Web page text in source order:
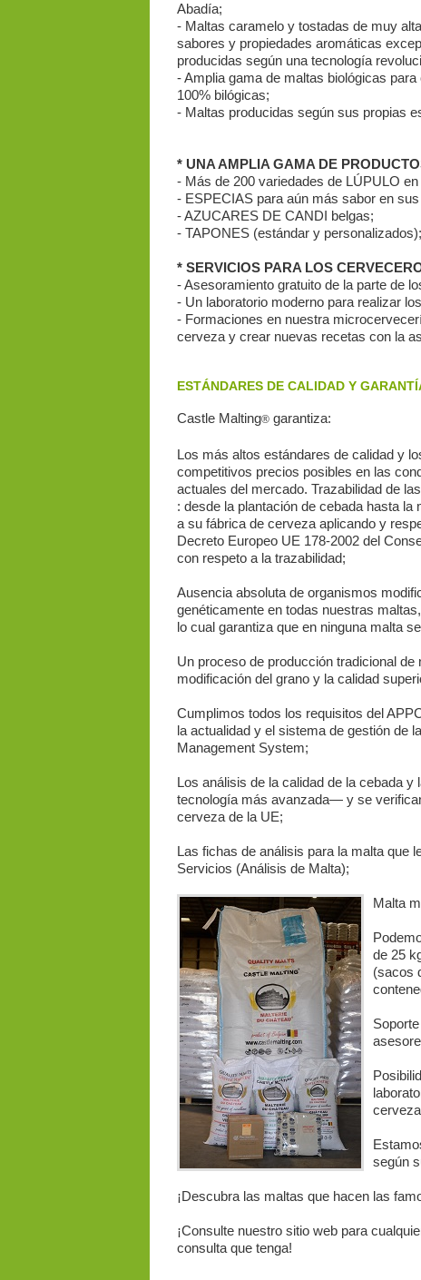
Abadía;
- Maltas caramelo y tostadas de muy
sabores y propiedades aromáticas
producidas según una tecnología
- Amplia gama de maltas biológicas
100% bilógicas;
- Maltas producidas según sus propias
* UNA AMPLIA GAMA DE
- Más de 200 variedades de LÚPULO
- ESPECIAS para aún más sabor en
- AZUCARES DE CANDI belgas;
- TAPONES (estándar y personalizados);
* SERVICIOS PARA LOS
- Asesoramiento gratuito de la parte de
- Un laboratorio moderno para realizar
- Formaciones en nuestra
cerveza y crear nuevas recetas con la
ESTÁNDARES DE CALIDAD Y
Castle Malting®garantiza:
Los más altos estándares de calidad y
competitivos precios posibles en las
actuales del mercado. Trazabilidad de
: desde la plantación de cebada hasta la
a su fábrica de cerveza aplicando y
Decreto Europeo UE 178-2002 del
con respeto a la trazabilidad;
Ausencia absoluta de organismos
genéticamente en todas nuestras
lo cual garantiza que en ninguna malta
Un proceso de producción tradicional
modificación del grano y la calidad
Cumplimos todos los requisitos del
la actualidad y el sistema de gestión de
Management System;
Los análisis de la calidad de la cebada
tecnología más avanzada― y se
cerveza de la UE;
Las fichas de análisis para la malta que
Servicios (Análisis de Malta);
Malta
de 25
(sacos
según
¡Descubra las maltas que hacen las
¡Consulte nuestro sitio web para
consulta que tenga!